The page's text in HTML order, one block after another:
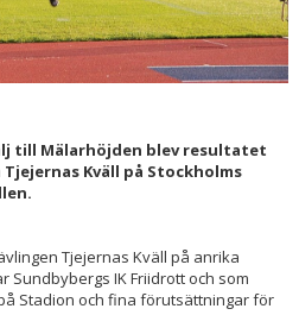
till Mälarhöjden blev resultatet
Kväll på Stockholms
Tjejernas Kväll på anrika
Sundbybergs IK Friidrott och som
Stadion och fina förutsättningar för